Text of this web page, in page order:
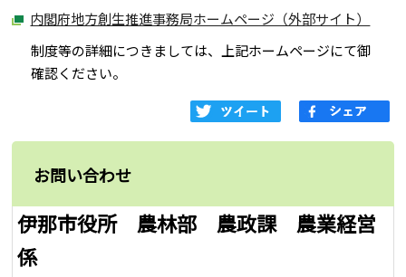
内閣府地方創生推進事務局ホームページ（外部サイト）
制度等の詳細につきましては、上記ホームページにて御
確認ください。
お問い合わせ
伊那市役所 農林部 農政課 農業経営
係